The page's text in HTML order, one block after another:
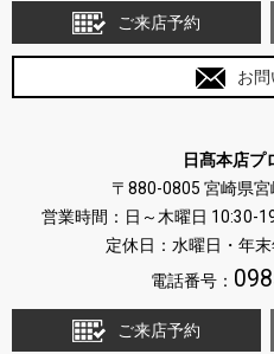
ご来店予約
お
日髙本店プ
〒880-0805 宮崎県
営業時間：日～木曜日 10:30-
定休日：水曜日・年
電話番号：
ご来店予約